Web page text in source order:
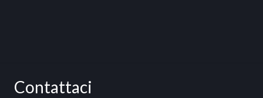
Contattaci